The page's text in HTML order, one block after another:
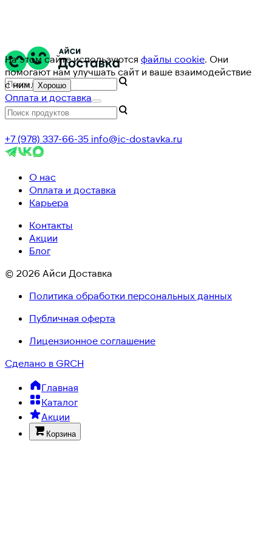
На этом сайте используются файлы cookie. Они
помогают нам улучшать сайт и ваше взаимодействие
с ним. Хорошо
Оплата и доставка
+7 (978) 337-66-35 info@ic-dostavka.ru
О нас
Оплата и доставка
Карьера
Контакты
Акции
Блог
© 2026 Айси Доставка
Политика обработки персональных данных
Публичная оферта
Лицензионное соглашение
Сделано в GRCH
Главная
Каталог
Акции
Корзина